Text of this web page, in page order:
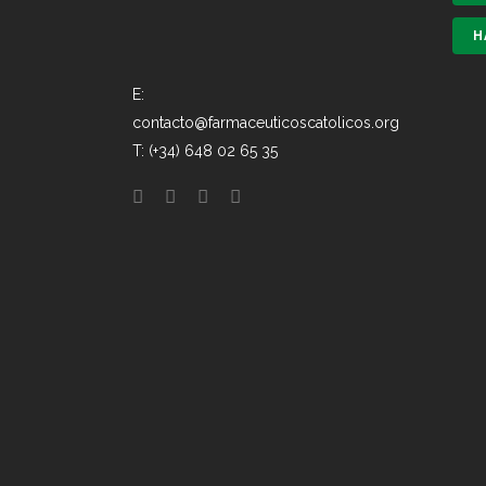
E:
contacto@farmaceuticoscatolicos.org
T: (+34) 648 02 65 35